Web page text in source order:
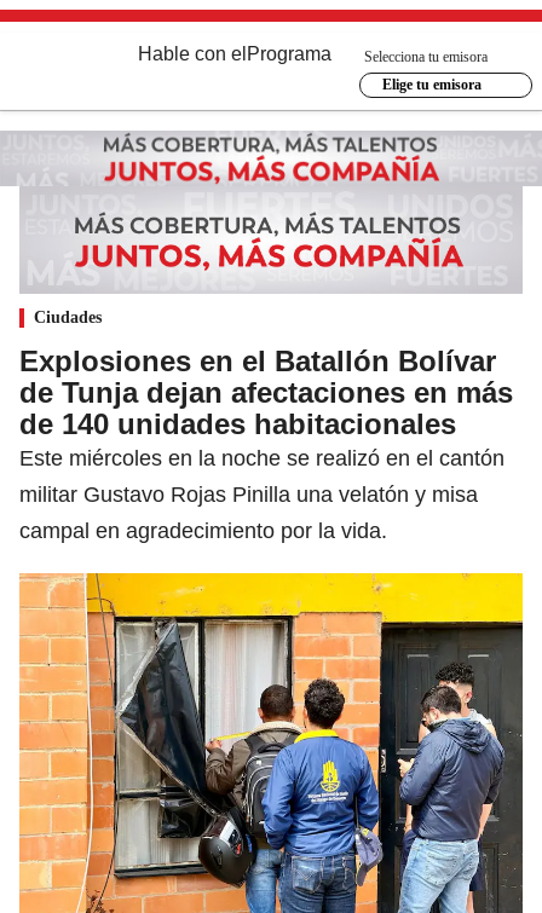
Hable con el Programa
Selecciona tu emisora
Elige tu emisora
Ciudades
Explosiones en el Batallón Bolívar
de Tunja dejan afectaciones en más
de 140 unidades habitacionales
Este miércoles en la noche se realizó en el cantón
militar Gustavo Rojas Pinilla una velatón y misa
campal en agradecimiento por la vida.